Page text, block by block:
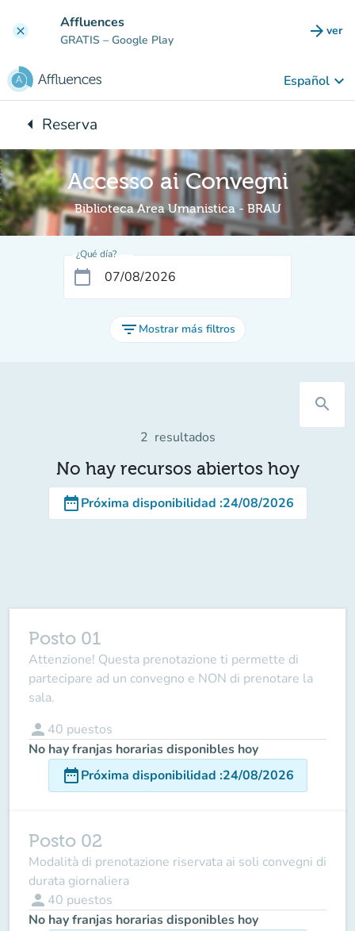
clear Affluences
GRATIS – Google Play arrow_forward ver
Español keyboard_arrow_down
arrow_leftVuelta:
Reserva
Accesso ai Convegni
Biblioteca Area Umanistica - BRAU
¿Qué día?
calendar_today
filter_list Mostrar más filtros
search
2 resultados
No hay recursos abiertos hoy
date_rangePróxima disponibilidad :24/08/2026
Posto 01
Attenzione! Questa prenotazione ti permette di
partecipare ad un convegno e NON di prenotare la
sala.
person 40 puestos
No hay franjas horarias disponibles hoy
date_rangePróxima disponibilidad :24/08/2026
Posto 02
Modalità di prenotazione riservata ai soli convegni di
durata giornaliera
person 40 puestos
No hay franjas horarias disponibles hoy